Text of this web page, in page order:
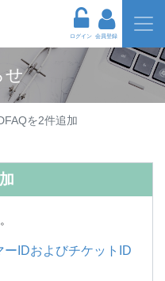
ログイン 会員登録
せ
を2件追加
ーIDおよびチケットID